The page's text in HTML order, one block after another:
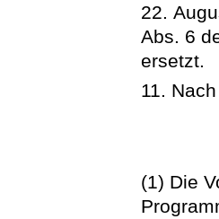
22.
Abs. 6
ersetzt.
11.
(1) Die